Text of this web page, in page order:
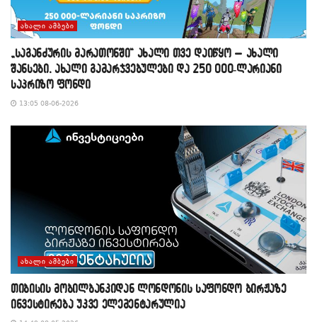
ᲐᲮᲐᲚᲘ ᲐᲛᲑᲔᲑᲘ
„საგანძურის მარათონში“ ახალი თვე დაიწყო – ახალი
შანსები, ახალი გამარჯვებულები და 250 000-ლარიანი
საპრიზო ფონდი
13:05 08-06-2026
ᲐᲮᲐᲚᲘ ᲐᲛᲑᲔᲑᲘ
თიბისის მობილბანკიდან ლონდონის საფონდო ბირჟაზე
ინვესტირება უკვე ელემენტარულია